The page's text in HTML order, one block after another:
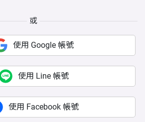
或
使用 Google 帳號
使用 Line 帳號
使用 Facebook 帳號